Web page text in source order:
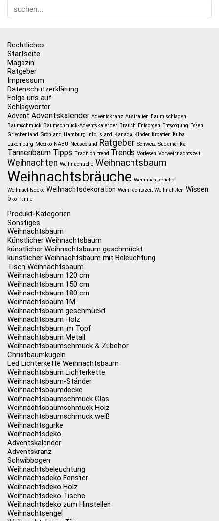
Rechtliches
Startseite
Magazin
Ratgeber
Impressum
Datenschutzerklärung
Folge uns auf
Schlagwörter
Advent Adventskalender Adventskranz Australien Baum schlagen
Baumschmuck Baumschmuck-Adventskalender Brauch Entsorgen Entsorgung Essen
Griechenland Grönland Hamburg Info Island Kanada KInder Kroatien Kuba
Luxemburg Mexiko NABU Neuseeland Ratgeber Schweiz Südamerika
Tannenbaum Tipps Tradition trend Trends Vorlesen Vorweihnachtszeit
Weihnachten Weihnachtrolle Weihnachtsbaum
Weihnachtsbräuche Weihnachtsbücher
Weihnachtsdeko Weihnachtsdekoration Weihnachtszeit Weihnahcten Wissen
Öko-Tanne
Produkt-Kategorien
Sonstiges
Weihnachtsbaum
Künstlicher Weihnachtsbaum
künstlicher Weihnachtsbaum geschmückt
künstlicher Weihnachtsbaum mit Beleuchtung
Tisch Weihnachtsbaum
Weihnachtsbaum 120 cm
Weihnachtsbaum 150 cm
Weihnachtsbaum 180 cm
Weihnachtsbaum 1M
Weihnachtsbaum geschmückt
Weihnachtsbaum Holz
Weihnachtsbaum im Topf
Weihnachtsbaum Metall
Weihnachtsbaumschmuck & Zubehör
Christbaumkugeln
Led Lichterkette Weihnachtsbaum
Weihnachtsbaum Lichterkette
Weihnachtsbaum-Ständer
Weihnachtsbaumdecke
Weihnachtsbaumschmuck Glas
Weihnachtsbaumschmuck Holz
Weihnachtsbaumschmuck weiß
Weihnachtsgurke
Weihnachtsdeko
Adventskalender
Adventskranz
Schwibbogen
Weihnachtsbeleuchtung
Weihnachtsdeko Fenster
Weihnachtsdeko Holz
Weihnachtsdeko Tische
Weihnachtsdeko zum Hinstellen
Weihnachtsengel